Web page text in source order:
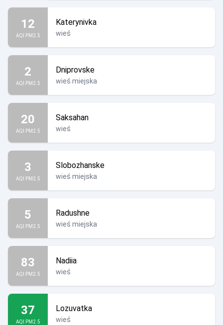
12
AQI PM2.5
Katerynivka
wieś
2
AQI PM2.5
Dniprovske
wieś miejska
20
AQI PM2.5
Saksahan
wieś
3
AQI PM2.5
Slobozhanske
wieś miejska
5
AQI PM2.5
Radushne
wieś miejska
83
AQI PM2.5
Nadiia
wieś
37
AQI PM2.5
Lozuvatka
wieś